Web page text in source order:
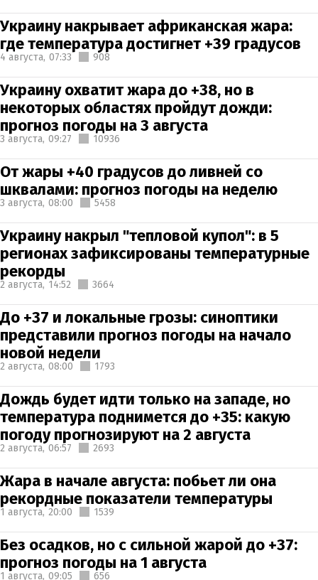
Украину накрывает африканская жара:
где температура достигнет +39 градусов
4 августа, 07:33 908
Украину охватит жара до +38, но в
некоторых областях пройдут дожди:
прогноз погоды на 3 августа
3 августа, 09:27 10936
От жары +40 градусов до ливней со
шквалами: прогноз погоды на неделю
3 августа, 08:00 5458
Украину накрыл "тепловой купол": в 5
регионах зафиксированы температурные
рекорды
2 августа, 14:52 3664
До +37 и локальные грозы: синоптики
представили прогноз погоды на начало
новой недели
2 августа, 08:00 1793
Дождь будет идти только на западе, но
температура поднимется до +35: какую
погоду прогнозируют на 2 августа
2 августа, 06:57 2693
Жара в начале августа: побьет ли она
рекордные показатели температуры
1 августа, 20:00 1539
Без осадков, но с сильной жарой до +37:
прогноз погоды на 1 августа
1 августа, 09:05 656